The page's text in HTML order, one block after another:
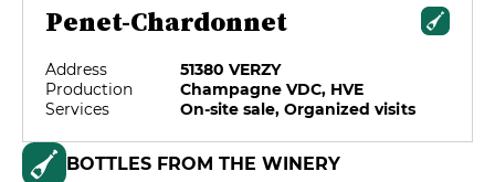
Penet-Chardonnet
Address
51380 VERZY
Production
Champagne VDC, HVE
Services
On-site sale, Organized visits
BOTTLES FROM THE WINERY